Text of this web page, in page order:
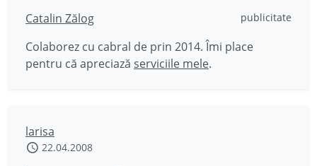
Catalin Zălog publicitate
Colaborez cu cabral de prin 2014. Îmi place
pentru că apreciază serviciile mele.
larisa
22.04.2008